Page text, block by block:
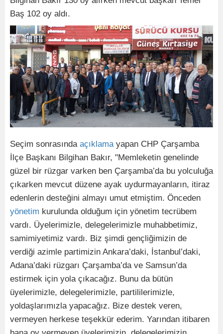
Baş 102 oy aldı.
Seçim sonrasında açıklamayapan CHP Çarşamba
İlçe Başkanı Bilgihan Bakır, "Memleketin genelinde
güzel bir rüzgar varken ben Çarşamba’da bu yolculuğa
çıkarken mevcut düzene ayak uydurmayanların, itiraz
edenlerin desteğini almayı umut etmiştim. Önceden
yönetim kurulunda olduğum için yönetim tecrübem
vardı. Üyelerimizle, delegelerimizle muhabbetimiz,
samimiyetimiz vardı. Biz şimdi gençliğimizin de
verdiği azimle partimizin Ankara’daki, İstanbul’daki,
Adana’daki rüzgarı Çarşamba’da ve Samsun’da
estirmek için yola çıkacağız. Bunu da bütün
üyelerimizle, delegelerimizle, partililerimizle,
yoldaşlarımızla yapacağız. Bize destek veren,
vermeyen herkese teşekkür ederim. Yarından itibaren